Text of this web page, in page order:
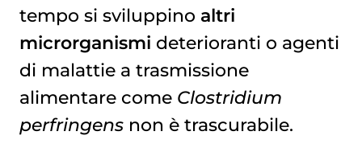
tempo si sviluppino altri
microrganismi deterioranti o agenti
di malattie a trasmissione
alimentare comeClostridium
perfringensnon è trascurabile.